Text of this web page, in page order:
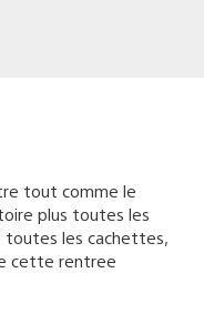
tout comme le
plus toutes les
les cachettes,
cette rentree